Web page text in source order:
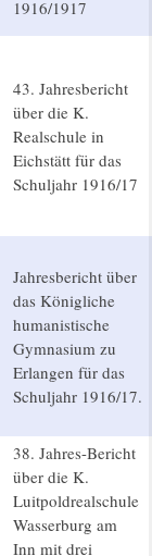
1916/1917
43. Jahresbericht
über die K.
Realschule in
Eichstätt für das
Schuljahr 1916/17
Jahresbericht über
das Königliche
humanistische
Gymnasium zu
Erlangen für das
Schuljahr 1916/17.
38. Jahres-Bericht
über die K.
Luitpoldrealschule
Wasserburg am
Inn mit drei